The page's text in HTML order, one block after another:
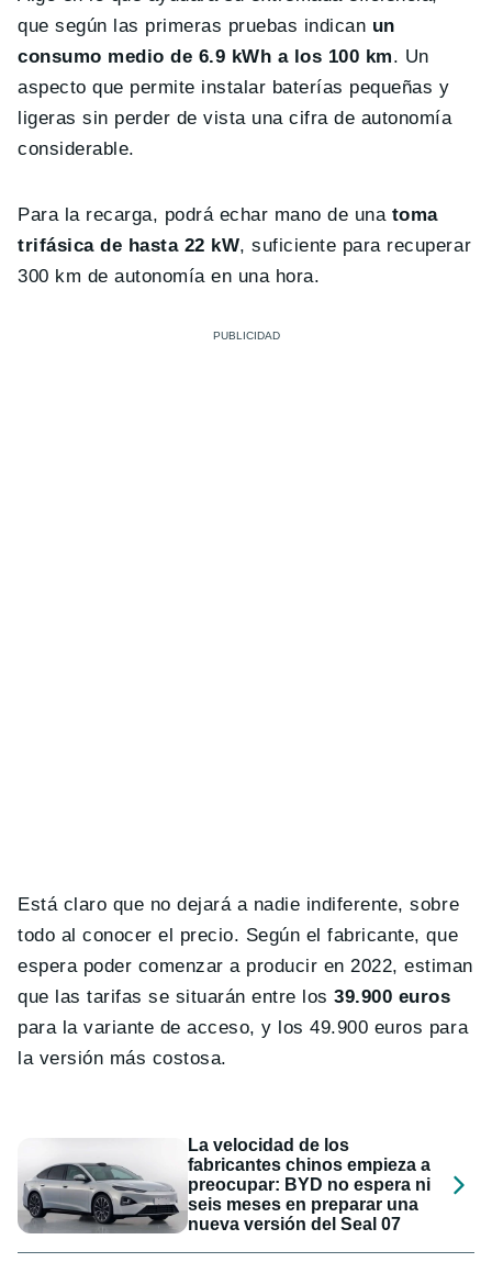
que según las primeras pruebas indican un
consumo medio de 6.9 kWh a los 100 km. Un
aspecto que permite instalar baterías pequeñas y
ligeras sin perder de vista una cifra de autonomía
considerable.
Para la recarga, podrá echar mano de una toma
trifásica de hasta 22 kW, suficiente para recuperar
300 km de autonomía en una hora.
Está claro que no dejará a nadie indiferente, sobre
todo al conocer el precio. Según el fabricante, que
espera poder comenzar a producir en 2022, estiman
que las tarifas se situarán entre los 39.900 euros
para la variante de acceso, y los 49.900 euros para
la versión más costosa.
La velocidad de los
fabricantes chinos empieza a
preocupar: BYD no espera ni
seis meses en preparar una
nueva versión del Seal 07